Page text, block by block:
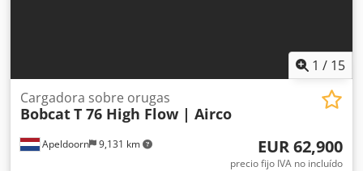
1 / 15
Apeldoorn 9,131 km
Cargadora sobre orugas
BobcatT 76 High Flow | Airco
EUR 62,900
precio fijo IVA no incluído